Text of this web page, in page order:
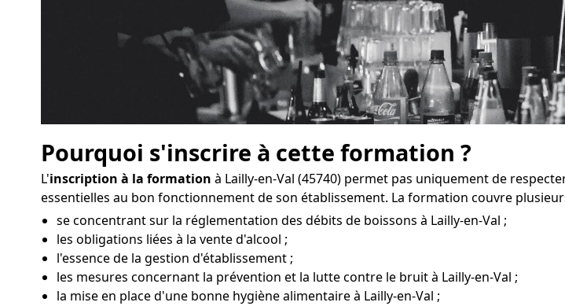
Pourquoi s'inscrire à cette formation ?
L'inscription à la formation à Lailly-en-Val (45740) permet pas uniquement de
essentielles au bon fonctionnement de son établissement. La formation couvre
se concentrant sur la réglementation des débits de boissons à Lailly-en-Val ;
les obligations liées à la vente d'alcool ;
l'essence de la gestion d'établissement ;
les mesures concernant la prévention et la lutte contre le bruit à Lailly-en-Val ;
la mise en place d'une bonne hygiène alimentaire à Lailly-en-Val ;